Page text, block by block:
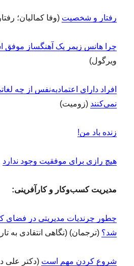
رفتار و شخصیت (وفا کمالیان؛
چرا هانس زیمر یک آهنگساز
ویرگول)
افراد دارای اعتمادبه‌نفس از چه
نمی‌کنند (زومیت)
زنده باد من!
هیچ رازی برای موفقیت وجود ندارد
مدیریت کسب‌وکار و کارآفرینی:
چطور چرندیات مدیریتی در فضای
شد؟ (ترجمان) (نگاهی انتقادی به
شروع کردن مهم است (دکتر علی